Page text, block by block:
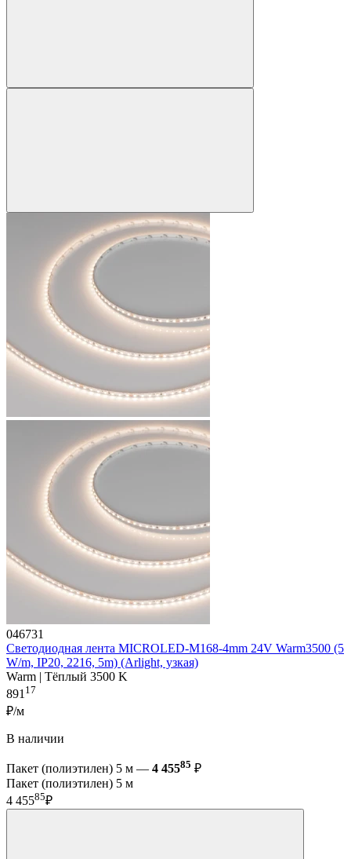
046731
Светодиодная лента MICROLED-M168-4mm 24V Warm3500 (5
W/m, IP20, 2216, 5m) (Arlight, узкая)
Warm | Тёплый 3500 K
89117
₽/м
В наличии
Пакет (полиэтилен) 5 м — 4 45585 ₽
Пакет (полиэтилен) 5 м
4 45585₽